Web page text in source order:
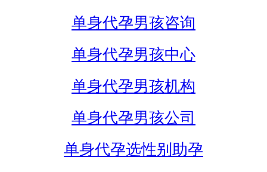
单身代孕男孩咨询
单身代孕男孩中心
单身代孕男孩机构
单身代孕男孩公司
单身代孕选性别助孕